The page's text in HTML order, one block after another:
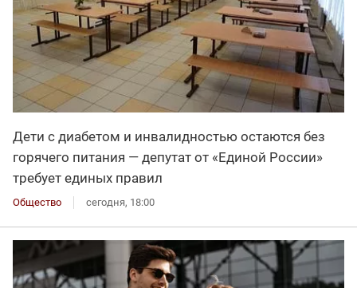
Дети с диабетом и инвалидностью остаются без
горячего питания — депутат от «Единой России»
требует единых правил
Общество сегодня, 18:00